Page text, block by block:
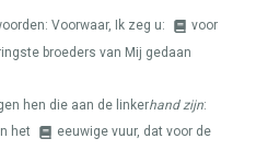
Voorwaar, Ik zeg u:
voor
broeders van Mij gedaan
hen die aan de linkerhand zijn:
het
eeuwige vuur, dat voor de